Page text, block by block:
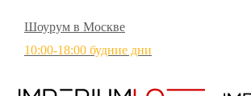
Шоурум в Москве
10:00-18:00 будние дни